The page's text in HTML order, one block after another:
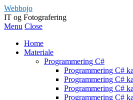
Webbojo
IT og Fotografering
Menu Close
Home
Materiale
Programmering C#
Programmering C#
Programmering C#
Programmering C#
Programmering C#